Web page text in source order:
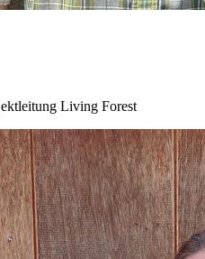
Living Forest